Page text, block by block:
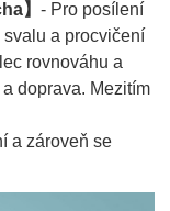
】- Pro posílení
a procvičení
rovnováhu a
doprava. Mezitím
a zároveň se